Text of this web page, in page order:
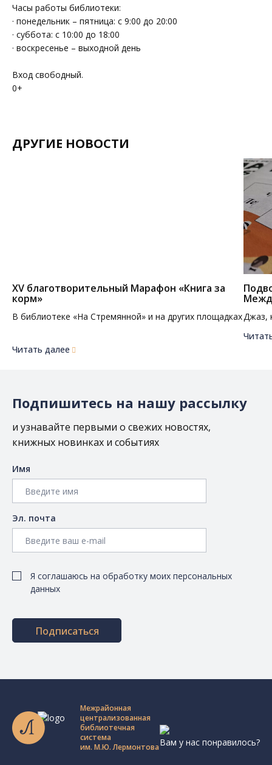
Часы работы библиотеки:
· понедельник – пятница: с 9:00 до 20:00
· суббота: с 10:00 до 18:00
· воскресенье – выходной день
Вход свободный.
0+
ДРУГИЕ НОВОСТИ
XV благотворительный Марафон «Книга за
корм»
В библиотеке «На Стремянной» и на других площадках
Читать далее
Джаз,
Подпишитесь на нашу рассылку
и узнавайте первыми о свежих новостях,
книжных новинках и событиях
Имя
Эл. почта
Я соглашаюсь на обработку моих персональных
данных
Подписаться
Межрайонная
централизованная
библиотечная
система
им. М.Ю. ЛермонтоваВам у нас понравилось?